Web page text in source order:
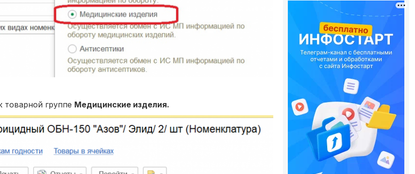
товарной группе Медицинские изделия.